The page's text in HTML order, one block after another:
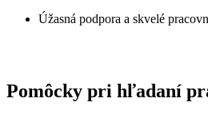
Úžasná podpora a skvelé
Pomôcky pri hľadaní